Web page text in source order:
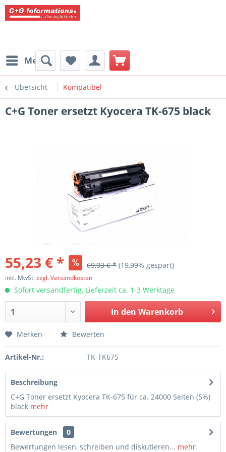
Menü
Übersicht Kompatibel
C+G Toner ersetzt Kyocera TK-675 black
55,23 € * 69,03 € * (19,99% gespart)
inkl. MwSt.zzgl. Versandkosten
Sofort versandfertig, Lieferzeit ca. 1-3 Werktage
In den Warenkorb
Merken Bewerten
Artikel-Nr.: TK-TK675
Beschreibung
C+G Toner ersetzt Kyocera TK-675 für ca. 24000 Seiten (5%)
black mehr
Bewertungen
0
Bewertungen lesen, schreiben und diskutieren... mehr